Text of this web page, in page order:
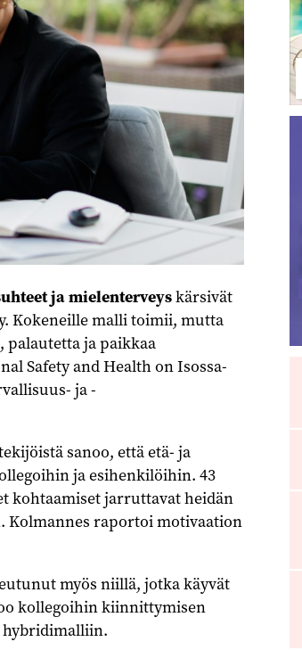
ja mielenterveyskärsivät
Kokeneille malli toimii, mutta
palautetta ja paikkaa
Safety and Health on Isossa-
ja -
sanoo, että etä- ja
ja esihenkilöihin. 43
kohtaamiset jarruttavat heidän
Kolmannes raportoi motivaation
myös niillä, jotka käyvät
kollegoihin kiinnittymisen
hybridimalliin.